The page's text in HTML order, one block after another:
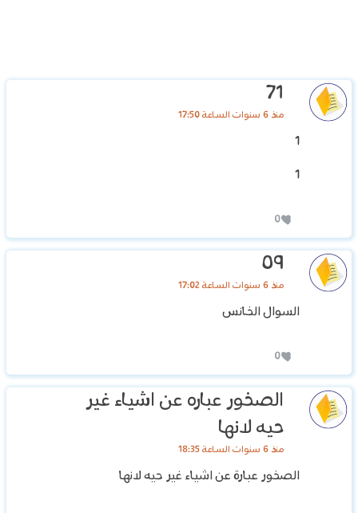
71
منذ 6 سنوات الساعة 17:50
1
1
0
٥٩
منذ 6 سنوات الساعة 17:02
السوال الخانس
0
الصخور عباره عن اشياء غير
حيه لانها
منذ 6 سنوات الساعة 18:35
الصخور عبارة عن اشياء غير حيه لانها